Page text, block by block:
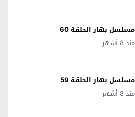
مسلسل بهار الحلقة 60
منذ 8 أشهر
مسلسل بهار الحلقة 59
منذ 8 أشهر